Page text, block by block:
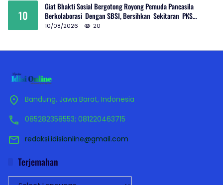
10
Giat Bhakti Sosial Bergotong Royong Pemuda Pancasila
Berkolaborasi Dengan SBSI, Bersihkan Sekitaran PKS
Rambutan Dan Jalan Umum
10/08/2026 20
Bandung, Jawa Barat, Indonesia
085282358553; 081220463715
redaksi.idisionline@gmail.com
Terjemahan